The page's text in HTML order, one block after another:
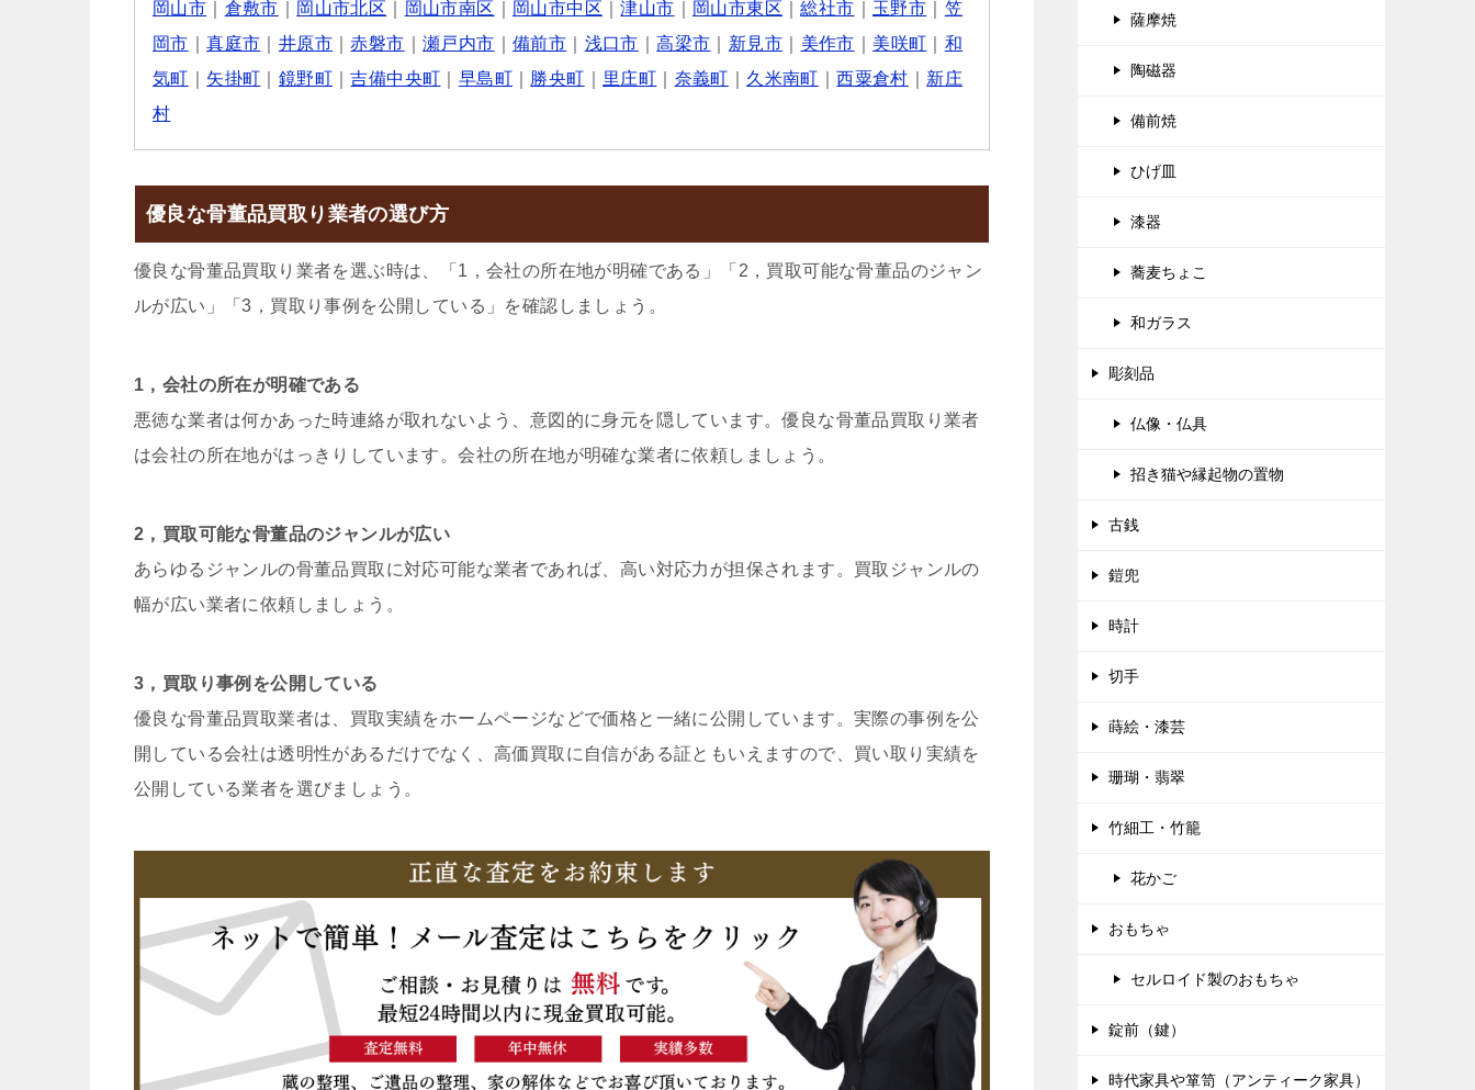
岡山市 倉敷市 岡山市北区 岡山市南区 岡山市中区 ｜津山市 岡山市東区 ｜総社市 玉野市
笠
岡市 ｜真庭市 井原市 ｜赤磐市 ｜瀬戸内市 ｜備前市 浅口市 ｜高梁市 新見市 美作市 美咲町
和
気町
矢掛町 鏡野町 ｜吉備中央町 早島町 勝央町 里庄町 奈義町 久米南町 ｜西粟倉村
新庄
村
優良な骨董品買取り業者の選び方
優良な骨董品買取り業者を選ぶ時は、「1，会社の所在地が明確である」「2，買取可能な骨董品のジャン
ルが広い」「3，買取り事例を公開している」を確認しましょう。
1，会社の所在が明確である
悪徳な業者は何かあった時連絡が取れないよう、意図的に身元を隠しています。優良な骨董品買取り業者
は会社の所在地がはっきりしています。会社の所在地が明確な業者に依頼しましょう。
2，買取可能な骨董品のジャンルが広い
あらゆるジャンルの骨董品買取に対応可能な業者であれば、高い対応力が担保されます。買取ジャンルの
幅が広い業者に依頼しましょう。
3，買取り事例を公開している
優良な骨董品買取業者は、買取実績をホームページなどで価格と一緒に公開しています。実際の事例を公
開している会社は透明性があるだけでなく、高価買取に自信がある証ともいえますので、買い取り実績を
公開している業者を選びましょう。
薩摩焼
陶磁器
備前焼
ひげ皿
漆器
蕎麦ちょこ
和ガラス
彫刻品
仏像・仏具
招き猫や縁起物の置物
古銭
鎧兜
時計
切手
蒔絵・漆芸
珊瑚・翡翠
竹細工・竹籠
花かご
おもちゃ
セルロイド製のおもちゃ
錠前（鍵）
時代家具や箪笥（アンティーク家具）